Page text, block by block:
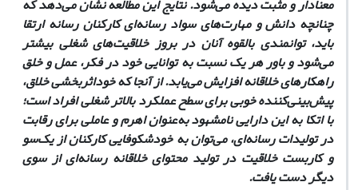
معنادار و مثبت دیده می‌شود. نتایج این مطالعه نشان می‌دهد که
چنانچه دانش و مهارت‌های سواد رسانه‌ای کارکنان رسانه ارتقا
باید، توانمندی بالقوه آنان در بروز خلاقیت‌های شغلی بیشتر
می‌شود و باور هر یک نسبت به توانایی خود در فکر، عمل و خلق
راهکارهای خلاقانه افزایش می‌یابد. از آنجا که خوداثربخشی خلاق،
پیش‌بینی‌کننده خوبی برای سطح عملکرد بالاتر شغلی افراد است؛
با اتکا به این دارایی نامشهود به‌عنوان اهرم و عاملی برای رقابت
در تولیدات رسانه‌ای، می‌توان به خودشکوفایی کارکنان از یک‌سو
و کاربست خلاقیت در تولید محتوای خلاقانه رسانه‌ای از سوی
دیگر دست یافت.